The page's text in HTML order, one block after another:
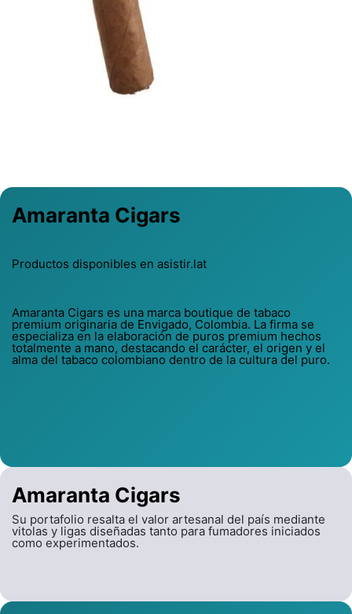
Amaranta Cigars
Su portafolio resalta el valor artesanal del país mediante
vitolas y ligas diseñadas tanto para fumadores iniciados
como experimentados.
Amaranta Cigars
Productos disponibles en asistir.lat
Amaranta Cigars es una marca boutique de tabaco
premium originaria de Envigado, Colombia. La firma se
especializa en la elaboración de puros premium hechos
totalmente a mano, destacando el carácter, el origen y el
alma del tabaco colombiano dentro de la cultura del puro.